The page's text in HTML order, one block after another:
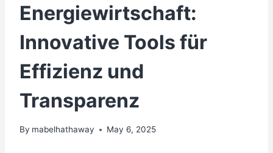
Energiewirtschaft:
Innovative Tools für
Effizienz und
Transparenz
By mabelhathaway May 6, 2025